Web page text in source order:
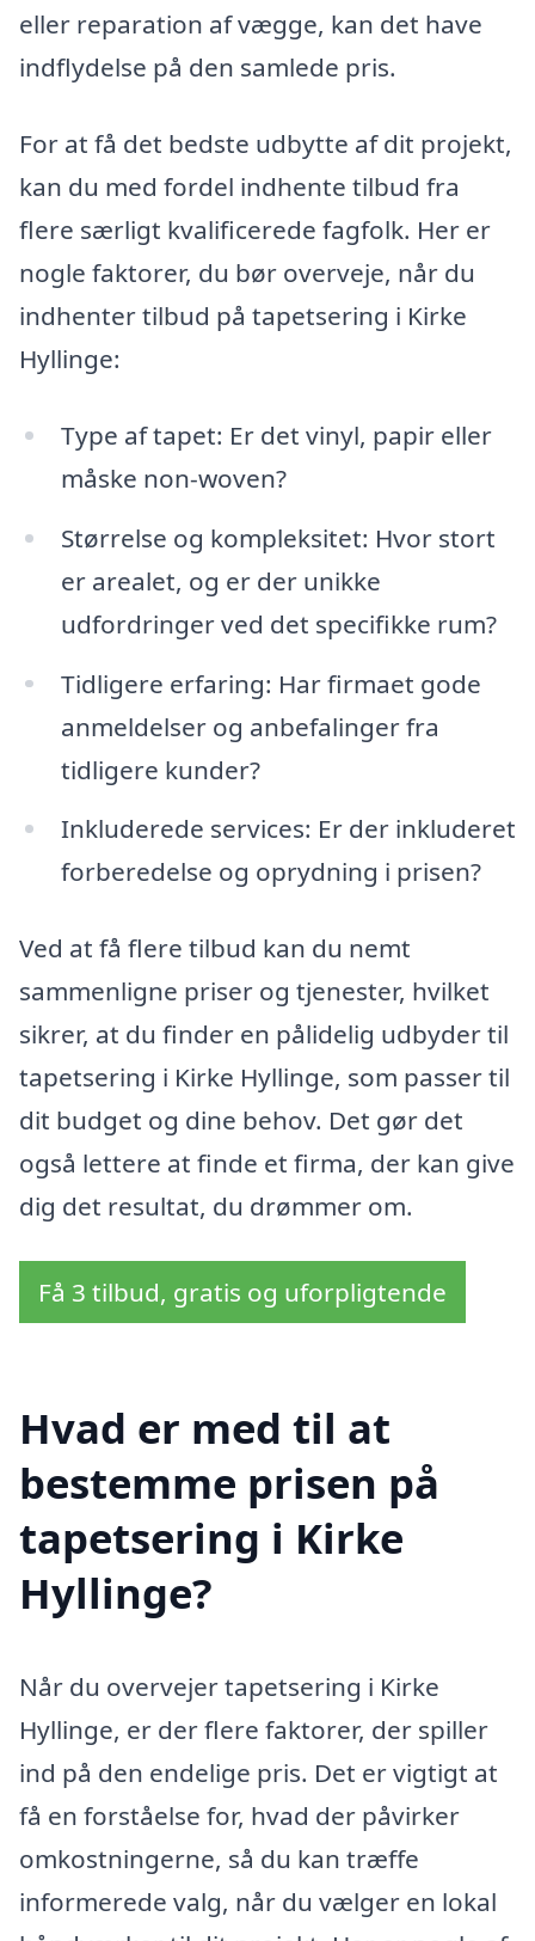
eller reparation af vægge, kan det have
indflydelse på den samlede pris.
For at få det bedste udbytte af dit projekt,
kan du med fordel indhente tilbud fra
flere særligt kvalificerede fagfolk. Her er
nogle faktorer, du bør overveje, når du
indhenter tilbud på tapetsering i Kirke
Hyllinge:
Type af tapet: Er det vinyl, papir eller
måske non-woven?
Størrelse og kompleksitet: Hvor stort
er arealet, og er der unikke
udfordringer ved det specifikke rum?
Tidligere erfaring: Har firmaet gode
anmeldelser og anbefalinger fra
tidligere kunder?
Inkluderede services: Er der inkluderet
forberedelse og oprydning i prisen?
Ved at få flere tilbud kan du nemt
sammenligne priser og tjenester, hvilket
sikrer, at du finder en pålidelig udbyder til
tapetsering i Kirke Hyllinge, som passer til
dit budget og dine behov. Det gør det
også lettere at finde et firma, der kan give
dig det resultat, du drømmer om.
Få 3 tilbud, gratis og uforpligtende
Hvad er med til at
bestemme prisen på
tapetsering i Kirke
Hyllinge?
Når du overvejer tapetsering i Kirke
Hyllinge, er der flere faktorer, der spiller
ind på den endelige pris. Det er vigtigt at
få en forståelse for, hvad der påvirker
omkostningerne, så du kan træffe
informerede valg, når du vælger en lokal